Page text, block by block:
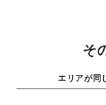
そ
エリアが同